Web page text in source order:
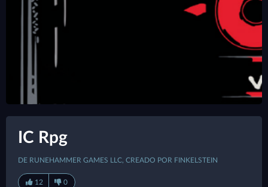
IC Rpg
DE RUNEHAMMER GAMES LLC, CREADO POR FINKELSTEIN
12 0